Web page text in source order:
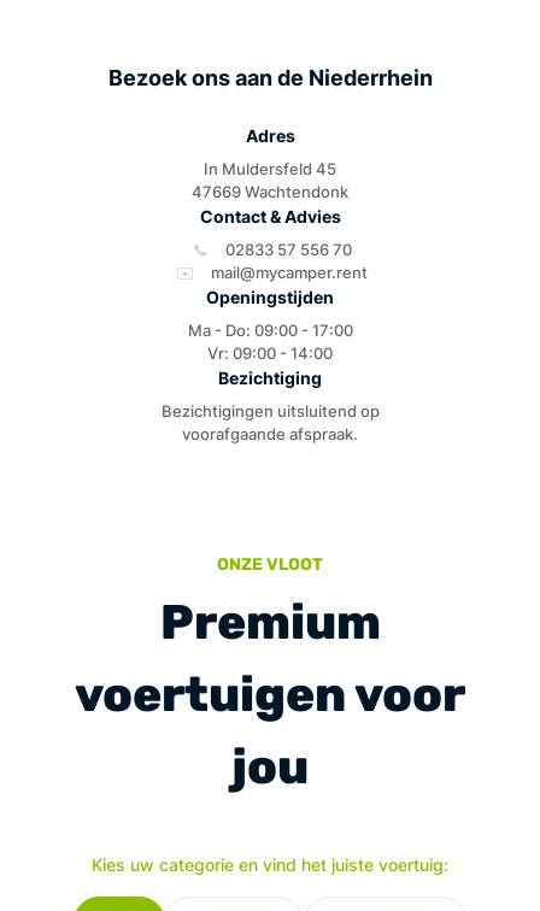
Bezoek ons aan de Niederrhein
Adres
In Muldersfeld 45
47669 Wachtendonk
Contact & Advies
📞
02833 57 556 70
✉️
mail@mycamper.rent
Openingstijden
Ma - Do: 09:00 - 17:00
Vr: 09:00 - 14:00
Bezichtiging
Bezichtigingen uitsluitend op
voorafgaande afspraak.
ONZE VLOOT
Premium
voertuigen voor
jou
Kies uw categorie en vind het juiste voertuig: